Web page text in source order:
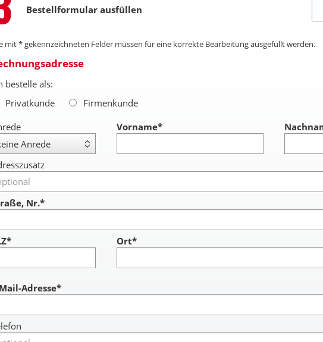
Bitte kein warmes
verwenden und vor
zum Abdecken von
Bestellformular ausfüllen
mit * gekennzeichneten Felder müssen für eine korrekte Bearbeitung ausgefüllt werden.
bestelle als:
Privatkunde
Firmenkunde
Vorname*
Nr.*
Ort*
Adresse*